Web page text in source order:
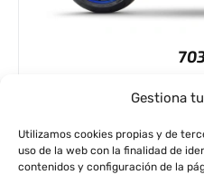
Gestiona
Utilizamos cookies propias y de
uso de la web con la finalidad de
contenidos y configuración de la